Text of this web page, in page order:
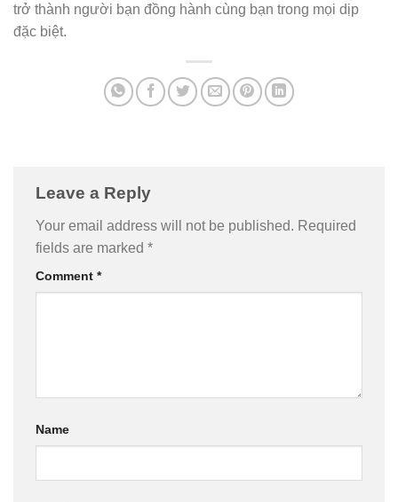
trở thành người bạn đồng hành cùng bạn trong mọi dịp
đặc biệt.
Leave a Reply
Your email address will not be published. Required
fields are marked *
Comment *
Name